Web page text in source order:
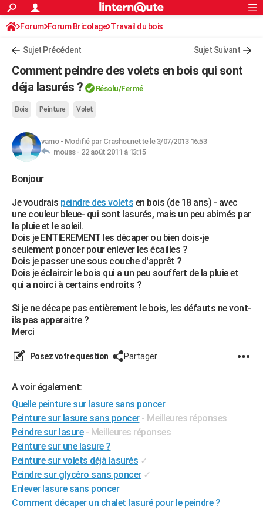
ACTUALITÉS
Politique
Société
Faits Divers
Education
Monde
Villes
+
Programme TV
TNTStreaming
Cinéma
Sorties cinéma
Musique
FINANCE
Retraite
Impôts
Epargne
Immobilier
Risques naturels par ville
Banque
Assurance
Crédit
AUTO
Essais
Réserver un essai
Citadines
Berlines
SUV
Forum auto
HIGH-TECH
Mobiles
Meilleur smartphone
Internet
Ordinateurs
Jeux vidéo
Guide high-tech
+BRICOLAGE
Forum
Aménagement intérieur
Extérieur
Cuisine
Salle de bains
Jardinage
Rangement
WEEK-END
Guides de France
Escapades
Patrimoine
Expositions
Musées
Week-end nature
+LIFESTYLE
Art de vivre
Bien-être
Loisirs
Mode
Modes de vie
SANTE
Alimentation
Guide de la santé
Maladies
Médicaments
Sommeil
VOYAGE
Destinations
City break
Voyage nature
Voyage de noces
Forum
Climat
+PHOTO
BONS PLANS
CARTE DE VOEUX
Dictionnaire
Biographies
Expressions
Proverbes
COPAINS D'AVANT
S'inscrire
Se connecter
Lycées
Collèges
Primaires
Universités
Entreprises
Service militaire
Avis de recherche
AVIS DE DÉCÈS
FORUM
Bricolage
Lifestyle
Culture
Sport
Auto
Television
Voyage
Cinema
S'inscrire
Connexion
Forum Forum Bricolage Travail du bois
Sujet Précédent Sujet Suivant
Comment peindre des volets en bois qui sont
déja lasurés ?
Résolu/Fermé
Bois Peinture Volet
vamo- Modifié par Crashounette le 3/07/2013 16:53
mouss - 22 août 2011 à 13:15
Bonjour
Je voudrais peindre des volets en bois (de 18 ans) - avec
une couleur bleue- qui sont lasurés, mais un peu abimés par
la pluie et le soleil.
Dois je ENTIEREMENT les décaper ou bien dois-je
seulement poncer pour enlever les écailles ?
Dois je passer une sous couche d'apprêt ?
Dois je éclaircir le bois qui a un peu souffert de la pluie et
qui a noirci à certains endroits ?
Si je ne décape pas entièrement le bois, les défauts ne vont-
ils pas apparaitre ?
Merci
Posez votre question Partager
A voir également:
Quelle peinture sur lasure sans poncer
Peinture sur lasure sans poncer - Meilleures réponses
Peindre sur lasure - Meilleures réponses
Peinture sur une lasure ?
Peinture sur volets déjà lasurés ✓
Peindre sur glycéro sans poncer ✓
Enlever lasure sans poncer
Comment décaper un chalet lasuré pour le peindre ?